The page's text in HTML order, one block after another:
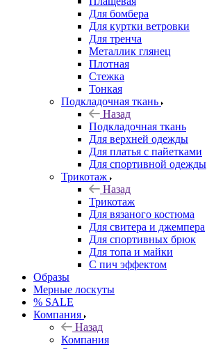
Для бомбера
Для куртки ветровки
Для тренча
Металлик глянец
Плотная
Стежка
Тонкая
Подкладочная ткань
Назад
Подкладочная ткань
Для верхней одежды
Для платья с пайетками
Для спортивной одежды
Трикотаж
Назад
Трикотаж
Для вязаного костюма
Для свитера и джемпера
Для спортивных брюк
Для топа и майки
С пич эффектом
Образы
Мерные лоскуты
% SALE
Компания
Назад
Компания